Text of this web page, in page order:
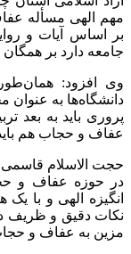
مهم الهی مسأله
بر اساس آیات و
جامعه دارد بر
وی افزود:
دانشگاه‌ها به عنوان
پروری باید به بعد
عفاف و حجاب هم
حجت الاسلام قاسمی
در حوزه عفاف و
انگیزه الهی و با
نکات دقیق و ظریف
مزین به عفاف و